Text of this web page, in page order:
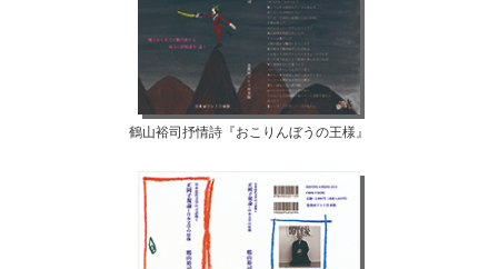
鶴山裕司抒情詩『おこりんぼうの王様』